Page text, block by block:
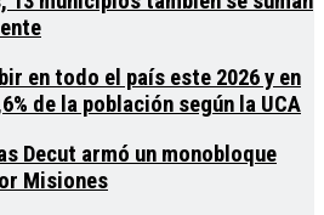
en todo el país este 2026 y en
de la población según la UCA
Decut armó un monobloque
Misiones